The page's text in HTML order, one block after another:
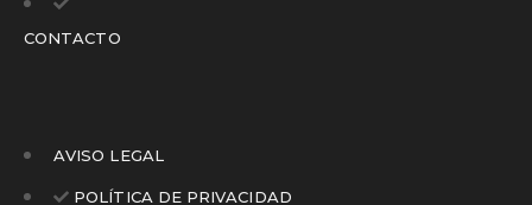
CONTACTO
AVISO LEGAL
POLÍTICA DE PRIVACIDAD